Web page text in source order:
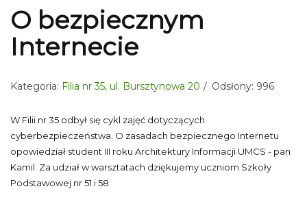
O bezpiecznym
Internecie
Kategoria: Filia nr 35, ul. Bursztynowa 20 Odsłony: 996
W Filii nr 35 odbył się cykl zajęć dotyczących
cyberbezpieczeństwa. O zasadach bezpiecznego Internetu
opowiedział student III roku Architektury Informacji UMCS - pan
Kamil. Za udział w warsztatach dziękujemy uczniom Szkoły
Podstawowej nr 51 i 58.